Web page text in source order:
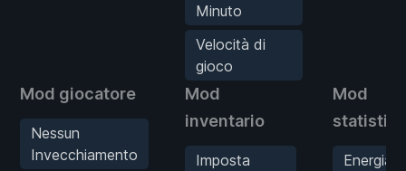
Minuto
Velocità di
gioco
Mod giocatore
Nessun
Invecchiamento
Mod
inventario
Imposta
Mod
Energia